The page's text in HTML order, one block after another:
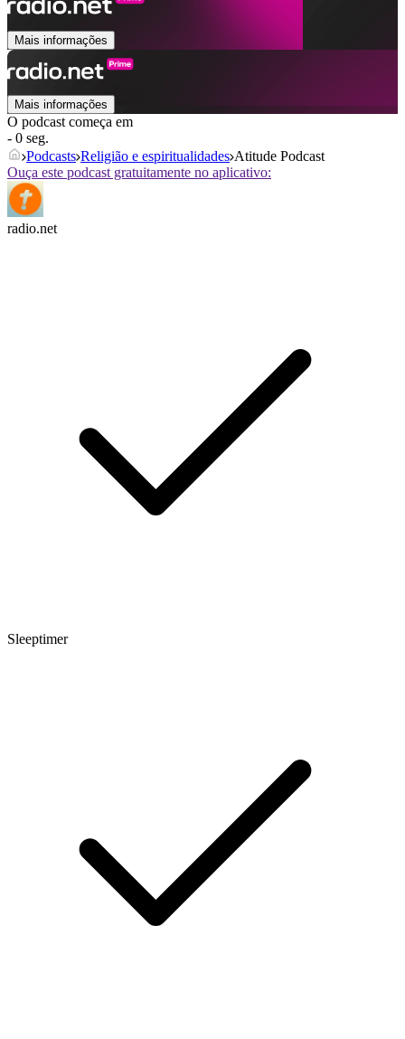
Mais informações
Mais informações
O podcast começa em
- 0 seg.
Podcasts Religião e espiritualidades Atitude Podcast
Ouça este podcast gratuitamente no aplicativo:
radio.net
Sleeptimer